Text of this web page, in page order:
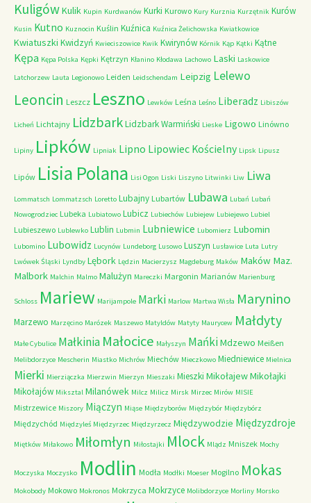
KuligówKulik Kupin Kurdwanów Kurki Kurowo Kury Kurznia Kurzętnik Kurów
Kusin Kutno Kuznocin Kuślin Kuźnica Kuźnica Żelichowska Kwiatkowice
Kwiatuszki Kwidzyń Kwieciszowice Kwik Kwirynów Kórnik Kąp Kątki Kątne
Kępa Kępa Polska Kępki Kętrzyn Kłanino Kłodawa Lachowo Laski Laskowice
Latchorzew Lauta Legionowo Leiden Leidschendam Leipzig Lelewo
Leoncin Leszcz Leszno Lewków Leśna Leśno Liberadz Libiszów
Licheń Lichtajny LidzbarkLidzbark Warmiński Lieske Ligowo Linówno
Lipiny Lipków Lipniak Lipno Lipowiec Kościelny Lipsk Lipusz
Lipów Lisia Polana Lisi Ogon Liski Liszyno Litwinki Liw Liwa
Lommatsch Lommatzsch Loretto Lubajny Lubartów Lubawa Lubań Lubań
Nowogrodziec Lubeka Lubiatowo Lubicz Lubiechów Lubiejew Lubiejewo Lubiel
Lubieszewo Lublewko Lublin Lubmin Lubniewice Lubomierz Lubomin
Lubomino Lubowidz Lucynów Lundeborg Lusowo Luszyn Lusławice Luta Lutry
Lwówek Śląski Lyndby Lębork Lędzin Macierzysz Magdeburg Maków Maków Maz.
Malbork Malchin Malmo Malużyn Mareczki Margonin Marianów Marienburg
Schloss Mariew Marijampole Marki Marlow Martwa Wisła Marynino
Marzewo Marzęcino Marózek Maszewo Matyldów Matyty Maurycew Małdyty
Małe Cybulice Małkinia Małocice Małyszyn MańkiMdzewo Meißen
Melibdorzyce Mescherin Miastko Michrów Miechów Mieczkowo Miedniewice Mielnica
Mierki Mierziączka Mierzwin Mierzyn Mieszaki Mieszki MikołajewMikołajki
Mikołajów Miksztal Milanówek Milcz Milicz Mirsk Mirzec Mirów MISIE
Mistrzewice Miszory Miączyn Miąse Międzyborów Międzybór Międzybórz
Międzychód Międzyleś Międzyrzec Międzyrzecz Międzywodzie Międzyzdroje
Miętków Miłakowo Miłomłyn Miłostajki Mlock Mlądz Mniszek Mochy
Moczyska Moczysko Modlin Modła Modłki Moeser Mogilno Mokas
Mokobody Mokowo Mokronos Mokrzyca Mokrzyce Molibdorzyce Morliny Morsko